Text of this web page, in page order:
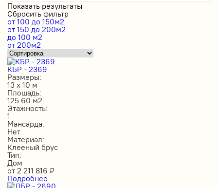
Показать результаты
Сбросить фильтр
от 100 до 150м2
от 150 до 200м2
до 100 м2
от 200м2
КБР - 2369
Размеры:
13 х 10 м
Площадь:
125.60 м2
Этажность:
1
Мансарда:
Нет
Материал:
Клееный брус
Тип:
Дом
от 2 211 816 ₽
Подробнее